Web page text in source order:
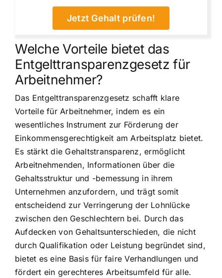
Jetzt Gehalt prüfen!
Welche Vorteile bietet das
Entgelttransparenzgesetz für
Arbeitnehmer?
Das Entgelttransparenzgesetz schafft klare
Vorteile für Arbeitnehmer, indem es ein
wesentliches Instrument zur Förderung der
Einkommensgerechtigkeit am Arbeitsplatz bietet.
Es stärkt die Gehaltstransparenz, ermöglicht
Arbeitnehmenden, Informationen über die
Gehaltsstruktur und -bemessung in ihrem
Unternehmen anzufordern, und trägt somit
entscheidend zur Verringerung der Lohnlücke
zwischen den Geschlechtern bei. Durch das
Aufdecken von Gehaltsunterschieden, die nicht
durch Qualifikation oder Leistung begründet sind,
bietet es eine Basis für faire Verhandlungen und
fördert ein gerechteres Arbeitsumfeld für alle.